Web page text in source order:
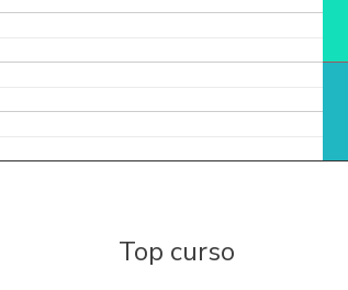
Top curso